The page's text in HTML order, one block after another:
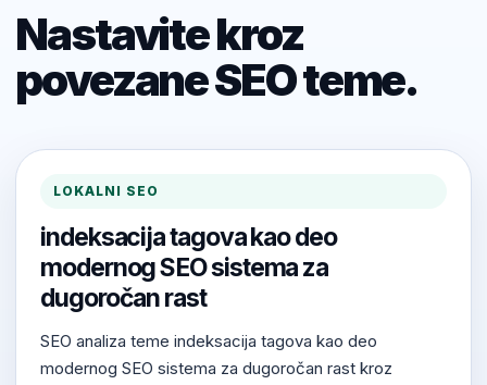
Nastavite kroz
povezane SEO teme.
LOKALNI SEO
indeksacija tagova kao deo
modernog SEO sistema za
dugoročan rast
SEO analiza teme indeksacija tagova kao deo
modernog SEO sistema za dugoročan rast kroz